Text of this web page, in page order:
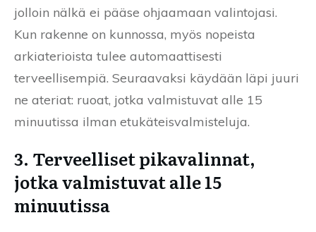
jolloin nälkä ei pääse ohjaamaan valintojasi.
Kun rakenne on kunnossa, myös nopeista
arkiaterioista tulee automaattisesti
terveellisempiä. Seuraavaksi käydään läpi juuri
ne ateriat: ruoat, jotka valmistuvat alle 15
minuutissa ilman etukäteisvalmisteluja.
3. Terveelliset pikavalinnat,
jotka valmistuvat alle 15
minuutissa